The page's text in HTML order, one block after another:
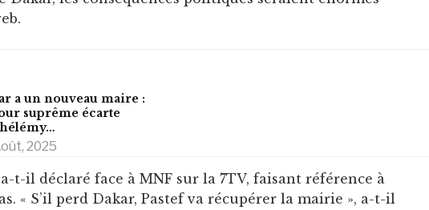
a un nouveau maire :
suprême écarte
2025
a-t-il déclaré face à MNF sur la 7TV, faisant référence à
« S’il perd Dakar, Pastef va récupérer la mairie », a-t-il